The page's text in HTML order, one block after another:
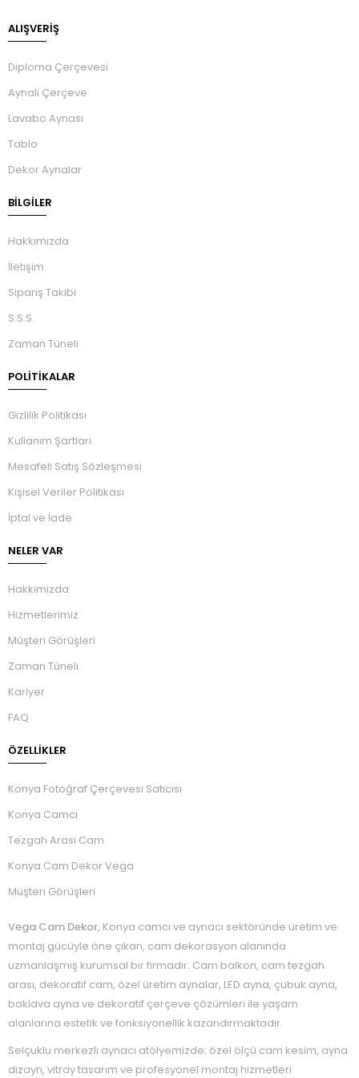
ALIŞVERİŞ
Diploma Çerçevesi
Aynalı Çerçeve
Lavabo Aynası
Tablo
Dekor Aynalar
BILGILER
Hakkımızda
İletişim
Sipariş Takibi
S.S.S.
Zaman Tüneli
POLİTİKALAR
Gizlilik Politikası
Kullanım Şartları
Mesafeli Satış Sözleşmesi
Kişisel Veriler Politikası
İptal ve İade
NELER VAR
Hakkimizda
Hizmetlerimiz
Müşteri Görüşleri
Zaman Tüneli
Kariyer
FAQ
ÖZELLIKLER
Konya Fotoğraf Çerçevesi Satıcısı
Konya Camcı
Tezgah Arası Cam
Konya Cam Dekor Vega
Müşteri Görüşleri
Vega Cam Dekor, Konya camcı ve aynacı sektöründe üretim ve
montaj gücüyle öne çıkan, cam dekorasyon alanında
uzmanlaşmış kurumsal bir firmadır. Cam balkon, cam tezgah
arası, dekoratif cam, özel üretim aynalar, LED ayna, çubuk ayna,
baklava ayna ve dekoratif çerçeve çözümleri ile yaşam
alanlarına estetik ve fonksiyonellik kazandırmaktadır.
Selçuklu merkezli aynacı atölyemizde; özel ölçü cam kesim, ayna
dizayn, vitray tasarım ve profesyonel montaj hizmetleri